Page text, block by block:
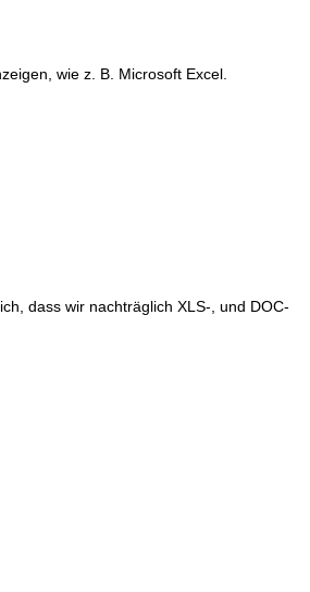
wie z. B. Microsoft Excel.
dass wir nachträglich XLS-, und DOC-